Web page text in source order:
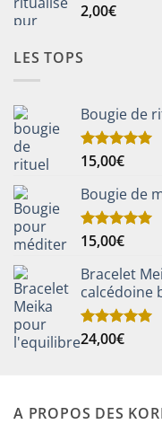
2,00€
LES TOPS
Bougie de
Note5.00
15,00€
Bougie de
Note5.00
15,00€
Bracelet
calcédoine
Note5.00
24,00€
A PROPOS DES